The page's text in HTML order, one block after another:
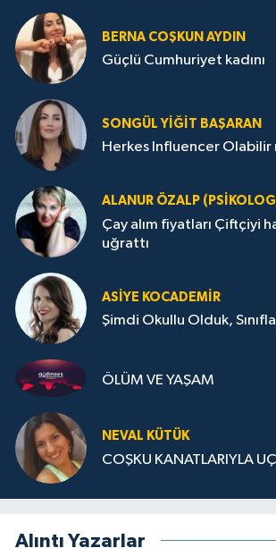
BERNA COŞKUN AYDIN
Güçlü Cumhuriyet kadını
SONGÜL YIĞIT BAŞARAN
Herkes Influencer Olabilir
ALANUR ÖZALP
Çay alım fiyatları Çiftçiyi
uğrattı
ASIYE KOCADEMİR
Şimdi Okullu Olduk,
ÖLÜM VE YAŞAM
NEVAL KÜTÜK
COŞKU KANATLARIYLA
Alıntı Yazarlar